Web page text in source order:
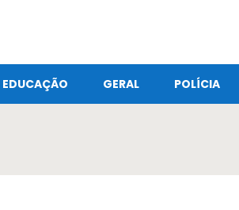
EDUCAÇÃO GERAL POLÍCIA